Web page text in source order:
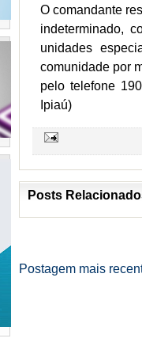
O comandante
indeterminado,
unidades
comunidade por
pelo telefone
Ipiaú)
Posts
Postagem mais